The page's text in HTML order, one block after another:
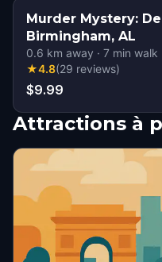
Murder Mystery:
Birmingham, AL
0.6 km away · 7 min walk
★4.8(29 reviews)
$9.99
Attractions à